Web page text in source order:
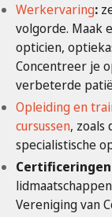
Werkervaring:
volgorde. Maak
opticien,
Concentreer je
verbeterde
Opleiding en
cursussen, zoals
specialistische
Vereniging van